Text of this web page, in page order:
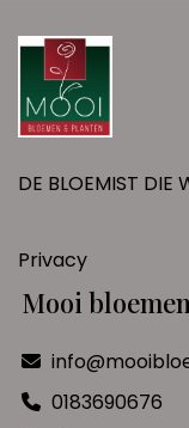
DE BLOEMIST DIE
Privacy
Mooi
0183690676